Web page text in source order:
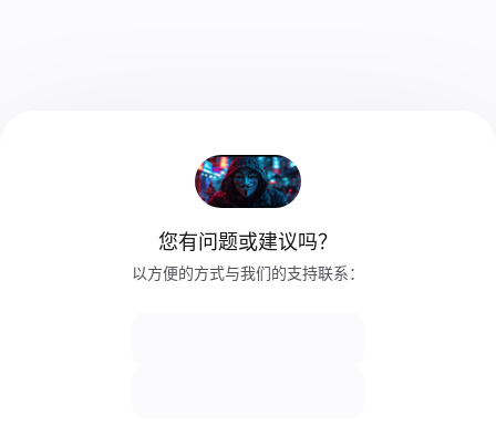
您有问题或建议吗？
以方便的方式与我们的支持联系：